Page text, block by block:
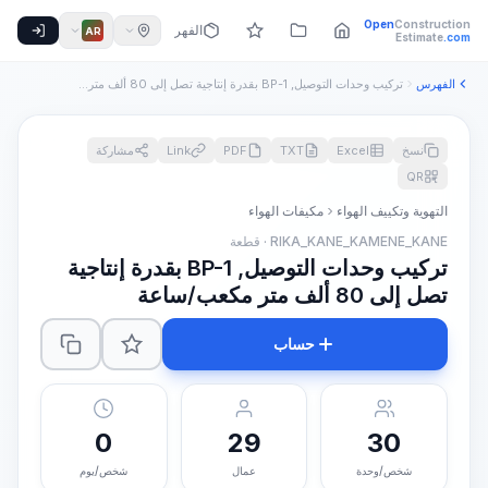
OpenConstruction
Estimate.com الفهرس AR
الفهرس تركيب وحدات التوصيل, BP-1 بقدرة إنتاجية تصل إلى 80 ألف متر م...
نسخ Excel
TXT
PDF
Link
مشاركة
QR
التهوية وتكييف الهواء
مكيفات الهواء
RIKA_KANE_KAMENE_KANE · قطعة
تركيب وحدات التوصيل, BP-1 بقدرة إنتاجية
تصل إلى 80 ألف متر مكعب/ساعة
حساب
30
شخص/وحدة
29
عمال
0
شخص/يوم